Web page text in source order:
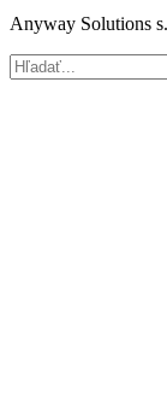
Anyway Solutions